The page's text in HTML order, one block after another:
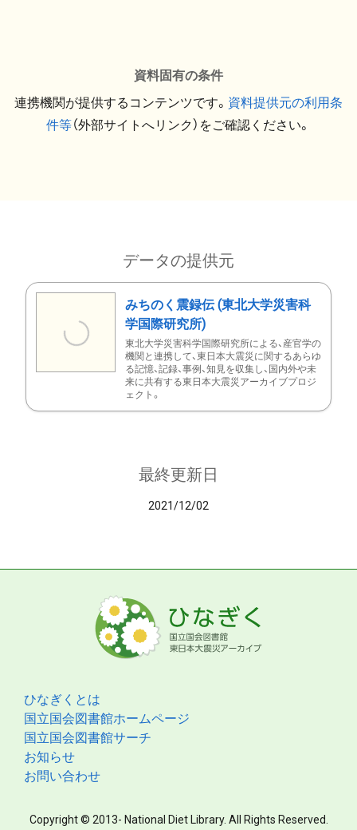
資料固有の条件
連携機関が提供するコンテンツです。 資料提供元の利用条
件等（外部サイトへリンク）をご確認ください。
データの提供元
みちのく震録伝 (東北大学災害科
学国際研究所)
東北大学災害科学国際研究所による、産官学の
機関と連携して、東日本大震災に関するあらゆ
る記憶、記録、事例、知見を収集し、国内外や未
来に共有する東日本大震災アーカイブプロジ
ェクト。
最終更新日
2021/12/02
ひなぎくとは
国立国会図書館ホームページ
国立国会図書館サーチ
お知らせ
お問い合わせ
Copyright © 2013- National Diet Library. All Rights Reserved.